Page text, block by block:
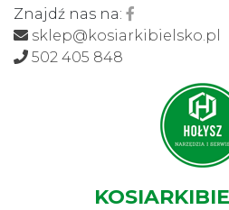
Znajdź nas na:
sklep@kosiarkibielsko.pl
502 405 848